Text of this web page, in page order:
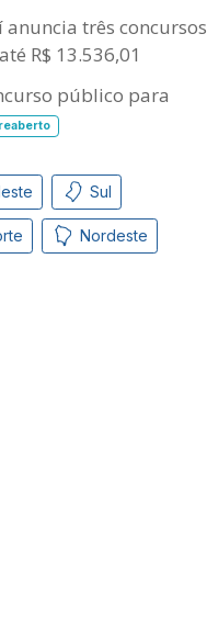
três concursos
R$ 13.536,01
público para
reaberto
Sul
Nordeste